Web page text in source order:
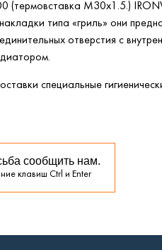
(термовставка М30х1.5.)
типа «гриль» они
отверстия с
специальные
сообщить нам.
клавиш Ctrl и Enter